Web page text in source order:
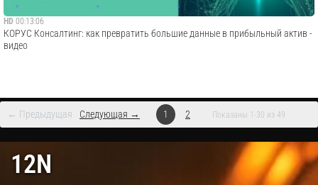
HD 00:13:06
КОРУС Консалтинг: как превратить большие данные в прибыльный актив -
видео
← Предыдущая Следующая → 1 2 Показаны 1-30 из 49
12N